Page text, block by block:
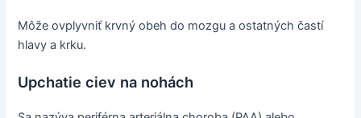
Môže ovplyvniť krvný obeh do mozgu a ostatných častí
hlavy a krku.
Upchatie ciev na nohách